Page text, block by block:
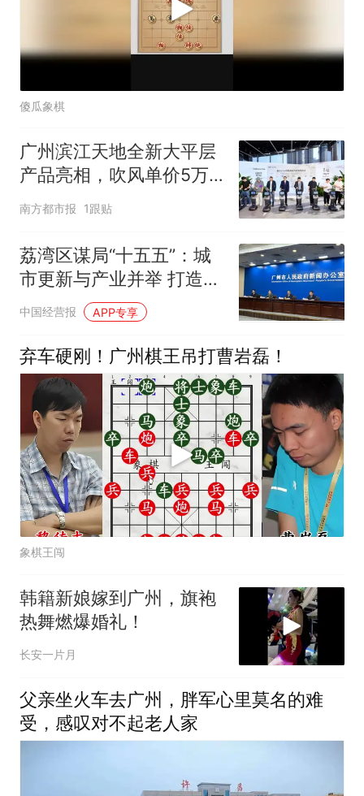
傻瓜象棋
广州滨江天地全新大平层
产品亮相，吹风单价5万
+至8万元
南方都市报 1跟贴
荔湾区谋局“十五五”：城
市更新与产业并举 打造新
时代“广州会客厅”
中国经营报 APP专享
弃车硬刚！广州棋王吊打曹岩磊！
象棋王闯
韩籍新娘嫁到广州，旗袍
热舞燃爆婚礼！
长安一片月
父亲坐火车去广州，胖军心里莫名的难
受，感叹对不起老人家